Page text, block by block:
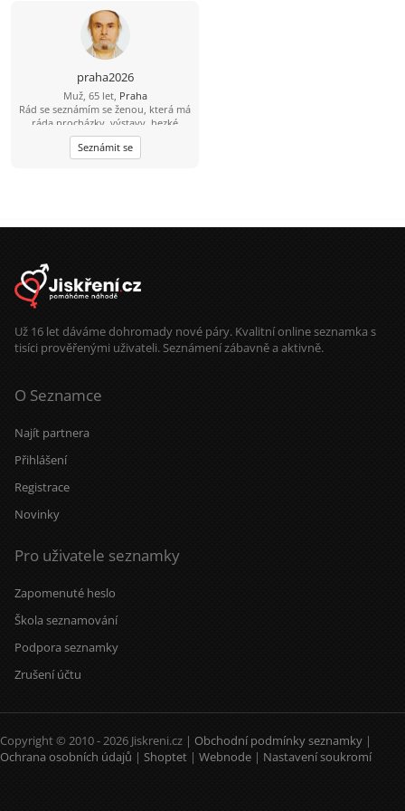
maličkostí.
praha2026
Muž, 65 let, Praha
Rád se seznámím se ženou, která má
ráda procházky, výstavy, hezké
pomazlení ...
Seznámit se
Už 16 let dáváme dohromady nové páry. Kvalitní online seznamka s
tisíci prověřenými uživateli. Seznámení zábavně a aktivně.
O Seznamce
Najít partnera
Přihlášení
Registrace
Novinky
Pro uživatele seznamky
Zapomenuté heslo
Škola seznamování
Podpora seznamky
Zrušení účtu
Copyright © 2010 - 2026 Jiskreni.cz | Obchodní podmínky seznamky |
Ochrana osobních údajů | Shoptet | Webnode | Nastavení soukromí